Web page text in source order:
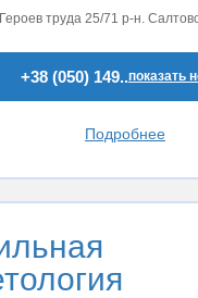
труда 25/71 р-н.
+38 (050) 149..показать
Подробнее